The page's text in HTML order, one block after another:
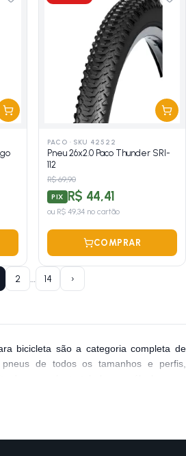
PACO · SKU 42522
Pneu 26x2.0 Paco Thunder SRI-
112
R$ 69,90
PIX R$ 44,41
ou R$ 49,34 no cartão
COMPRAR
2 … 14 ›
bicicleta são a categoria completa de
pneus de todos os tamanhos e perfis,
Na Loja Na Pista você encontra
tipo de terreno. Os pneumáticos certos